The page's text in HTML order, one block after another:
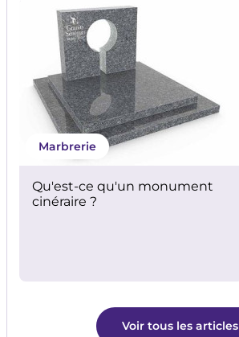
Marbrerie
Qu'est-ce qu'un monument
cinéraire ?
Voir tous les articles